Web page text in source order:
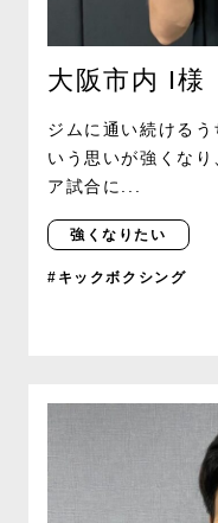
大阪市内 I様
ジムに通い続ける
いう思いが強くな
ア試合に...
強くなりたい
#キックボクシング